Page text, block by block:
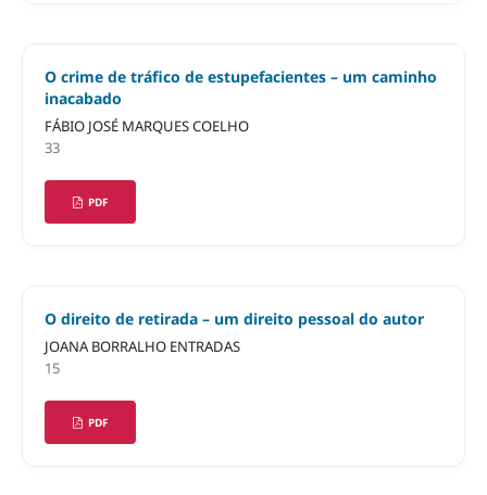
O crime de tráfico de estupefacientes – um caminho
inacabado
FÁBIO JOSÉ MARQUES COELHO
33
PDF
O direito de retirada – um direito pessoal do autor
JOANA BORRALHO ENTRADAS
15
PDF